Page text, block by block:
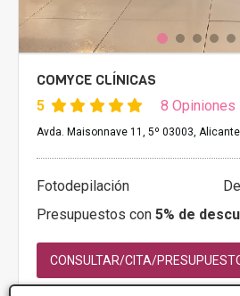
COMYCE CLÍNICAS
5 8 Opiniones
Avda. Maisonnave 11, 5º 03003, Alicante
Fotodepilación
Presupuestos con 5% de
CONSULTAR/CITA/